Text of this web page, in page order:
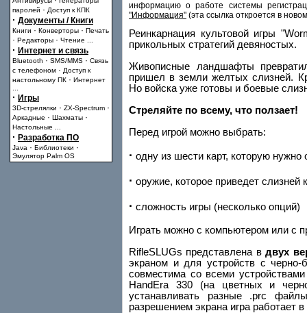
паролей · Доступ к КПК
· Документы / Книги
Книги · Конверторы · Печать
· Редакторы · Чтение
· Интернет и связь
Bluetooth · SMS/MMS · Связь
с телефоном · Доступ к
настольному ПК · Интернет
· Игры
3D-стрелялки · ZX-Spectrum ·
Аркадные · Шахматы ·
Настольные
· Разработка ПО
Java · Библиотеки ·
Эмулятор Palm OS
информацию о работе системы
"Информация" (эта ссылка откроется в
Реинкарнация культовой игры
прикольных стратегий девяностых.
Живописные ландшафты
пришел в земли желтых слизней.
Но войска уже готовы и боевые
Стреляйте по всему, что ползает!
Перед игрой можно выбрать:
· одну из шести карт, которую нужно
· оружие, которое приведет слизней
· сложность игры (несколько опций)
Играть можно с компьютером или с
RifleSLUGs представлена вдвух
экраном и для устройств с
совместима со всеми
HandEra 330 (на цветных и
устанавливать разные .prc
разрешением экрана игра работает